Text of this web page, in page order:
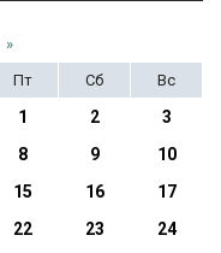
»
Пт Сб Вс
1 2
3
8 9
10
15 16
17
22 23
24